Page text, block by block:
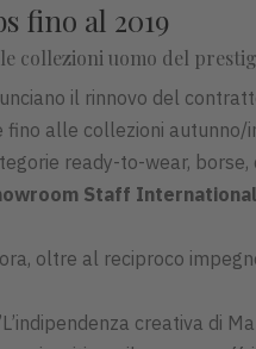
fino al 2019
collezioni uomo del
il rinnovo del
alle collezioni
ready-to-wear, borse,
Staff
oltre al reciproco
creativa di